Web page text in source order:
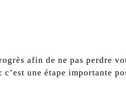
afin de ne pas perdre
une étape importante